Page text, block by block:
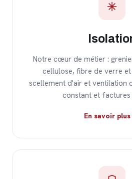
Notre cœur de métier :
cellulose, fibre de verre
scellement d'air et
constant et factures
En savoir plus